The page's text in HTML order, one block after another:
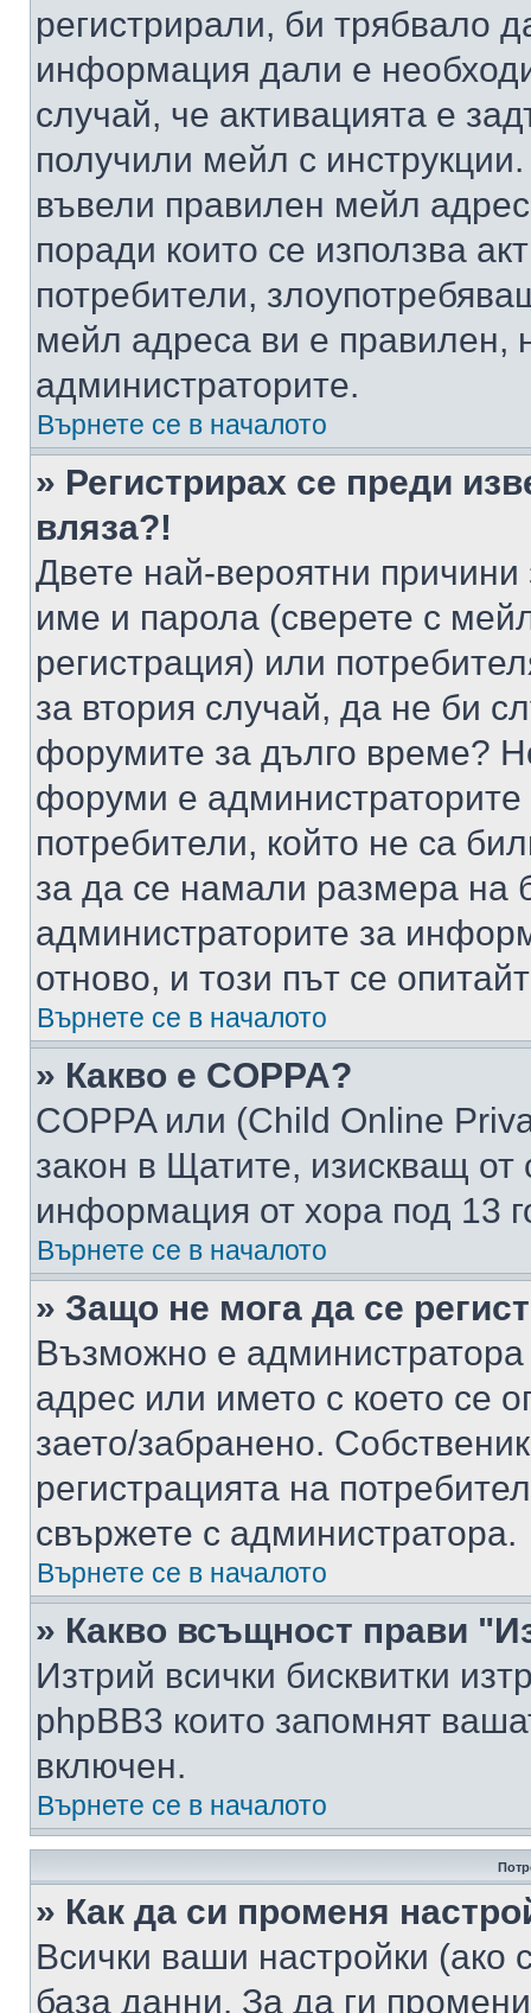
регистрирали, би трябвало
информация дали е
случай, че активацията е
получили мейл с
въвели правилен мейл
поради които се използва
потребители,
мейл адреса ви е правилен,
администраторите.
Върнете се в началото
» Регистрирах се преди
вляза?!
Двете най-вероятни
име и парола (сверете с
регистрация) или
за втория случай, да не би
форумите за дълго време?
форуми е администраторите
потребители, който не са
за да се намали размера на
администраторите за
отново, и този път се
Върнете се в началото
» Какво е COPPA?
COPPA или (Child Online
закон в Щатите, изискващ от
информация от хора под 13
Върнете се в началото
» Защо не мога да се
Възможно е
адрес или името с което се
заето/забранено.
регистрацията на
свържете с администратора.
Върнете се в началото
» Какво всъщност прави
Изтрий всички бисквитки
phpBB3 които запомнят
включен.
Върнете се в началото
» Как да си променя
Всички ваши настройки (ако
база данни. За да ги